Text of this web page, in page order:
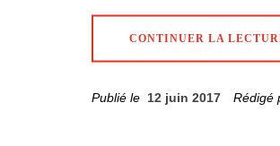
CONTINUER LA
Publié le 12 juin 2017 Rédigé